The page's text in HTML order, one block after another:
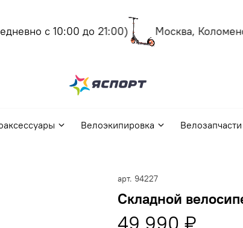
с 10:00 до 21:00) Москва,
Велоэкипировка Велозапчасти
арт. 94227
Складной